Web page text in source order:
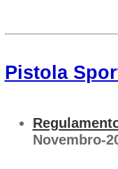
Pistola
Novembro-